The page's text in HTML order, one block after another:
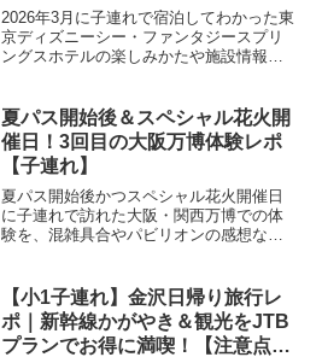
た【子連れディズニー】
2026年3月に子連れで宿泊してわかった東
京ディズニーシー・ファンタジースプリ
ングスホテルの楽しみかたや施設情報を
夏パス開始後＆スペシャル花火開
催日！3回目の大阪万博体験レポ
【子連れ】
夏パス開始後かつスペシャル花火開催日
に子連れで訪れた大阪・関西万博での体
験を、混雑具合やパビリオンの感想など
【小1子連れ】金沢日帰り旅行レ
ポ｜新幹線かがやき＆観光をJTB
プランでお得に満喫！【注意点